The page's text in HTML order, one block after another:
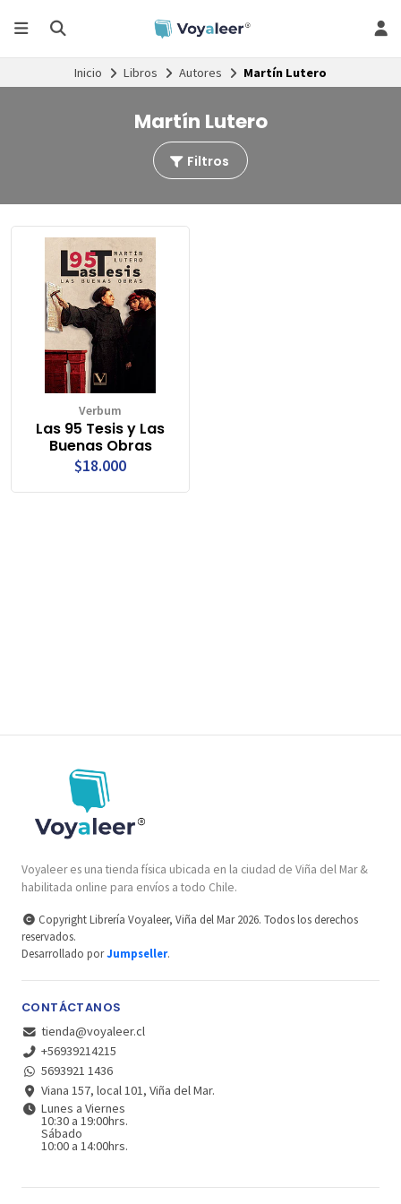
Inicio Libros Autores Martín Lutero
Martín Lutero
Filtros
Verbum
Las 95 Tesis y Las
Buenas Obras
$18.000
Voyaleer es una tienda física ubicada en la ciudad de Viña del Mar &
habilitada online para envíos a todo Chile.
Copyright Librería Voyaleer, Viña del Mar 2026. Todos los derechos
reservados.
Desarrollado porJumpseller.
CONTÁCTANOS
tienda@voyaleer.cl
+56939214215
5693921 1436
Viana 157, local 101, Viña del Mar.
Lunes a Viernes
10:30 a 19:00hrs.
Sábado
10:00 a 14:00hrs.